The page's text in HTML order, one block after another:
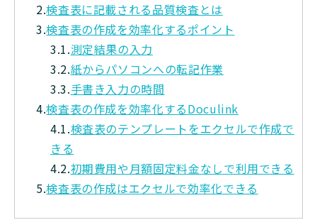
2.検査表に記載される品質検査とは
3.検査表の作成を効率化するポイント
3.1.測定結果の入力
3.2.紙からパソコンへの転記作業
3.3.手書き入力の時間
4.検査表の作成を効率化するDoculink
4.1.検査表のテンプレートをエクセルで作成で
きる
4.2.初期費用や月額固定料金なしで利用できる
5.検査表の作成はエクセルで効率化できる